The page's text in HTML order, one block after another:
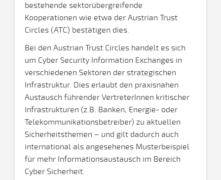
bestehende sektorübergreifende
Kooperationen wie etwa der Austrian Trust
Circles (ATC) bestätigen dies.
Bei den Austrian Trust Circles handelt es sich
um Cyber Security Information Exchanges in
verschiedenen Sektoren der strategischen
Infrastruktur. Dies erlaubt den praxisnahen
Austausch führender VertreterInnen kritischer
Infrastrukturen (z.B. Banken, Energie- oder
Telekommunikationsbetreiber) zu aktuellen
Sicherheitsthemen – und gilt dadurch auch
international als angesehenes Musterbeispiel
für mehr Informationsaustausch im Bereich
Cyber Sicherheit.